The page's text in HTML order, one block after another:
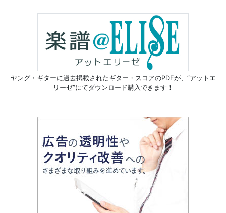
ヤング・ギターに過去掲載されたギター・スコアのPDFが、 “アットエ
リーゼ”にてダウンロード購入できます！